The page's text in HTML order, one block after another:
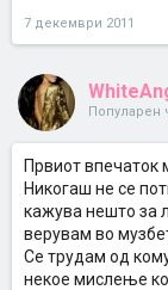
7 декември 2011
Популарен
Првиот впечаток
Никогаш не се
кажува нешто за
верувам во
Се трудам од
некое мислење